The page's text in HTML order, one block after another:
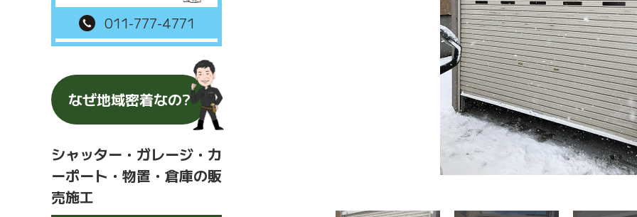
011-777-4771
なぜ地域密着なの?
シャッター・ガレージ・カ
ーポート・物置・倉庫の販
売施工